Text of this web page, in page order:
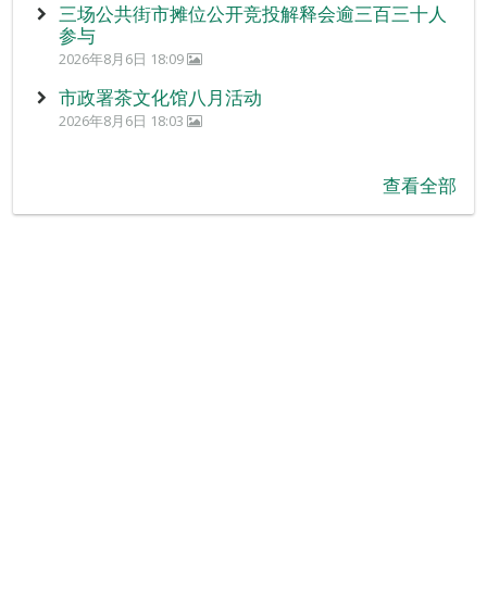
三场公共街市摊位公开竞投解释会逾三百三十人
参与
2026年8月6日 18:09
市政署茶文化馆八月活动
2026年8月6日 18:03
查看全部